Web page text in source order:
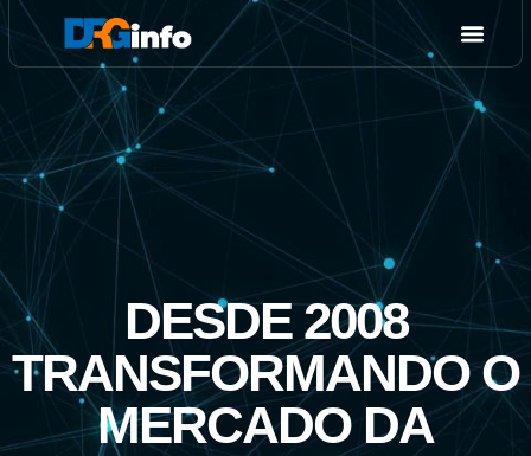
DESDE 2008
TRANSFORMANDO O
MERCADO DA